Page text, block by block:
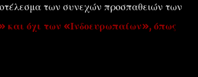
των συνεχών προσπαθειών των
όχι των «Ινδοευρωπαίων», όπως